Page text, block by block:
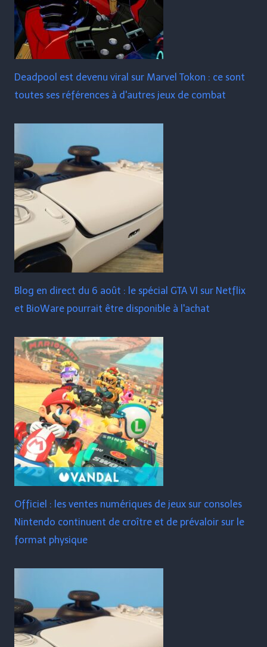
Deadpool est devenu viral sur Marvel Tokon : ce sont
toutes ses références à d'autres jeux de combat
Blog en direct du 6 août : le spécial GTA VI sur Netflix
et BioWare pourrait être disponible à l'achat
Officiel : les ventes numériques de jeux sur consoles
Nintendo continuent de croître et de prévaloir sur le
format physique